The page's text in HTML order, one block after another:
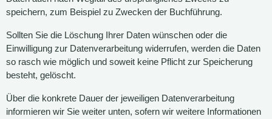
speichern, zum Beispiel zu Zwecken der Buchführung.
Sollten Sie die Löschung Ihrer Daten wünschen oder die
Einwilligung zur Datenverarbeitung widerrufen, werden die Daten
so rasch wie möglich und soweit keine Pflicht zur Speicherung
besteht, gelöscht.
Über die konkrete Dauer der jeweiligen Datenverarbeitung
informieren wir Sie weiter unten, sofern wir weitere Informationen